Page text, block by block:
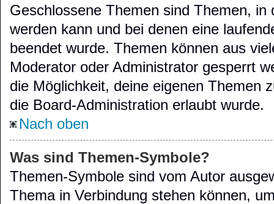
Geschlossene Themen sind Themen,
werden kann und bei denen eine
beendet wurde. Themen können aus
Moderator oder Administrator gesperrt
die Möglichkeit, deine eigenen Themen
die Board-Administration erlaubt wurde.
Nach oben
Was sind Themen-Symbole?
Themen-Symbole sind vom Autor
Thema in Verbindung stehen können,